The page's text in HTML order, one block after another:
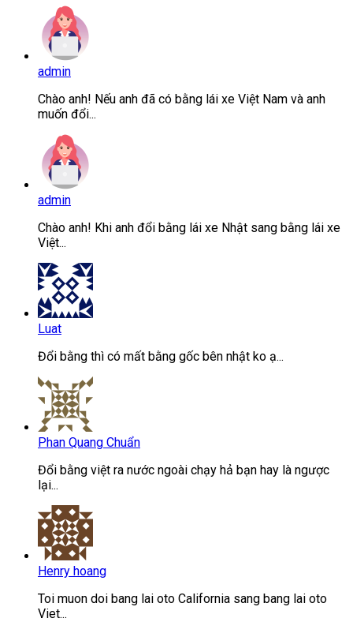
admin
Chào anh! Nếu anh đã có bằng lái xe Việt Nam và anh
muốn đổi...
admin
Chào anh! Khi anh đổi bằng lái xe Nhật sang bằng lái xe
Việt...
Luat
Đổi bằng thì có mất bằng gốc bên nhật ko ạ...
Phan Quang Chuẩn
Đổi bằng việt ra nước ngoài chạy hả bạn hay là ngược
lại...
Henry hoang
Toi muon doi bang lai oto California sang bang lai oto
Viet...